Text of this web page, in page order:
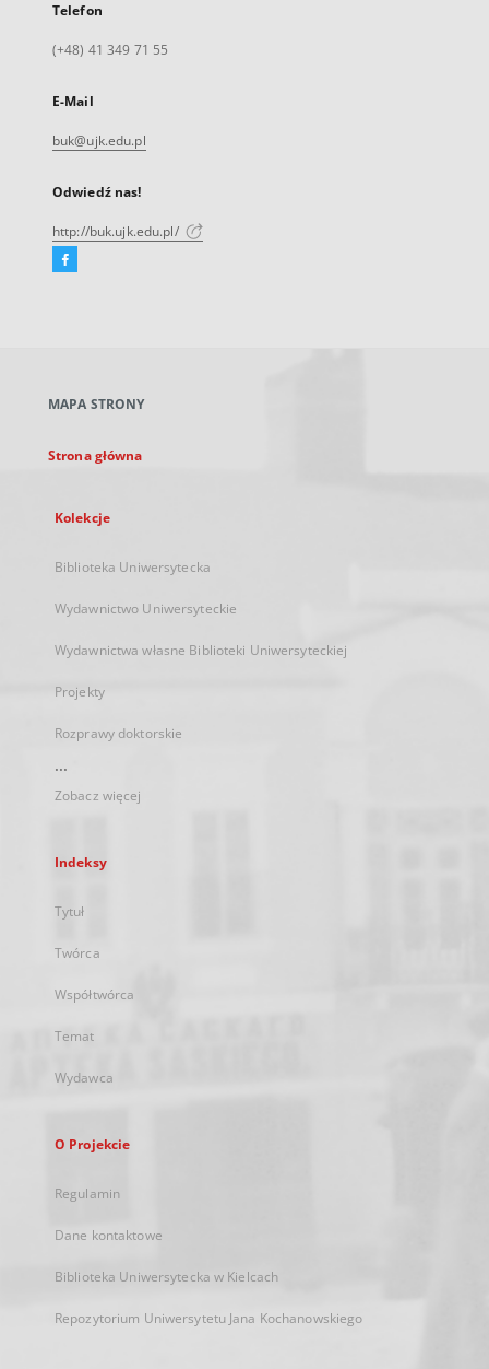
Telefon
(+48) 41 349 71 55
E-Mail
buk@ujk.edu.pl
Odwiedź nas!
http://buk.ujk.edu.pl/
Facebook
karcie
MAPA STRONY
Strona główna
Kolekcje
Biblioteka Uniwersytecka
Wydawnictwo Uniwersyteckie
Wydawnictwa własne Biblioteki Uniwersyteckiej
Projekty
Rozprawy doktorskie
...
Zobacz więcej
Indeksy
Tytuł
Twórca
Współtwórca
Temat
Wydawca
O Projekcie
Regulamin
Dane kontaktowe
Biblioteka Uniwersytecka w Kielcach
Repozytorium Uniwersytetu Jana Kochanowskiego